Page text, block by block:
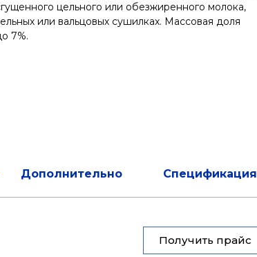
цельного или обезжиренного молока,
или вальцовых сушилках. Массовая доля
7%.
Дополнительно Спецификация
Получить прайс